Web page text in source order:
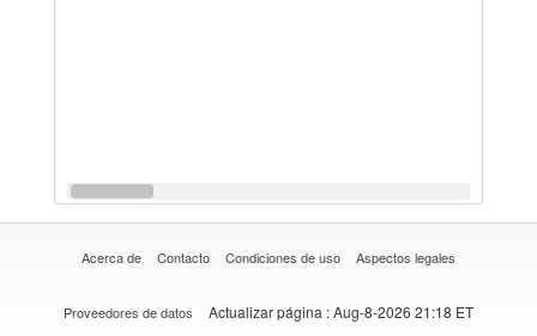
Acerca de Contacto Condiciones de uso Aspectos legales
Proveedores de datos Actualizar página : Aug-8-2026 21:18 ET